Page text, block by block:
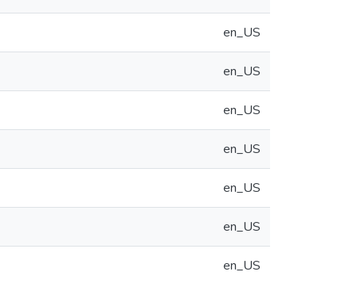
en_US
en_US
en_US
en_US
en_US
en_US
en_US